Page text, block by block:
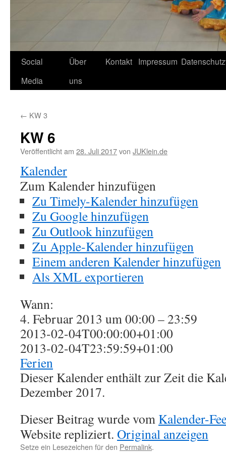
Social
Media
Über
uns
Kontakt Impressum
← KW 3
KW 6
Veröffentlicht am 28. Juli 2017von JUKlein.de
Kalender
Zum Kalender hinzufügen
Zu Timely-Kalender hinzufügen
Zu Google hinzufügen
Zu Outlook hinzufügen
Zu Apple-Kalender hinzufügen
Einem anderen Kalender hinzufügen
Als XML exportieren
Wann:
4. Februar 2013 um 00:00 – 23:59
2013-02-04T00:00:00+01:00
2013-02-04T23:59:59+01:00
Ferien
Dieser Kalender enthält zur Zeit die
Dezember 2017.
Dieser Beitrag wurde vom Kalender-
Website repliziert. Original anzeigen
Setze ein Lesezeichen für den Permalink.